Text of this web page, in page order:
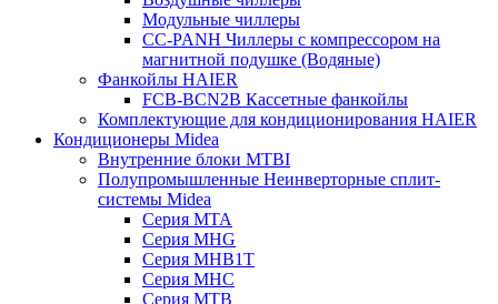
Модульные чиллеры
CC-PANH Чиллеры с компрессором на
магнитной подушке (Водяные)
Фанкойлы HAIER
FCB-BCN2B Кассетные фанкойлы
Комплектующие для кондиционирования HAIER
Кондиционеры Midea
Внутренние блоки MTBI
Полупромышленные Неинверторные сплит-
системы Midea
Серия MTA
Серия MHG
Серия MHB1T
Серия MHC
Серия MTB